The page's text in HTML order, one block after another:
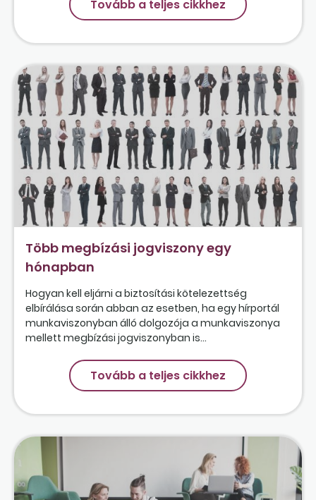
Tovább a teljes cikkhez
Több megbízási jogviszony egy
hónapban
Hogyan kell eljárni a biztosítási kötelezettség
elbírálása során abban az esetben, ha egy hírportál
munkaviszonyban álló dolgozója a munkaviszonya
mellett megbízási jogviszonyban is...
Tovább a teljes cikkhez